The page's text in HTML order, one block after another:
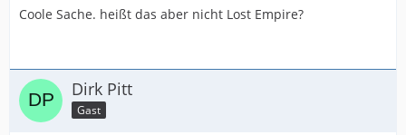
Coole Sache. heißt das aber nicht Lost Empire?
Dirk Pitt
Gast